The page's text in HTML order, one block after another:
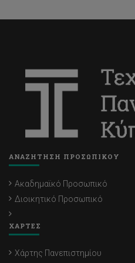
ΑΝΑΖΗΤΗΣΗ ΠΡΟΣΩΠΙΚΟΥ
Ακαδημαϊκό Προσωπικό
Διοικητικό Προσωπικό
ΧΑΡΤΕΣ
Χάρτης Πανεπιστημίου